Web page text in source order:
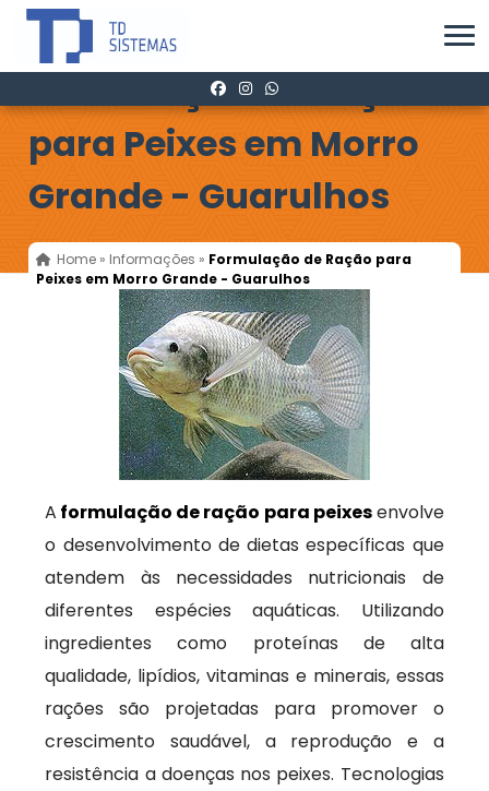
Formulação de Ração
para Peixes em Morro
Grande - Guarulhos
Home » Informações » Formulação de Ração para
Peixes em Morro Grande - Guarulhos
A formulação de ração para peixesenvolve
o desenvolvimento de dietas específicas que
atendem às necessidades nutricionais de
diferentes espécies aquáticas. Utilizando
ingredientes como proteínas de alta
qualidade, lipídios, vitaminas e minerais, essas
rações são projetadas para promover o
crescimento saudável, a reprodução e a
resistência a doenças nos peixes. Tecnologias